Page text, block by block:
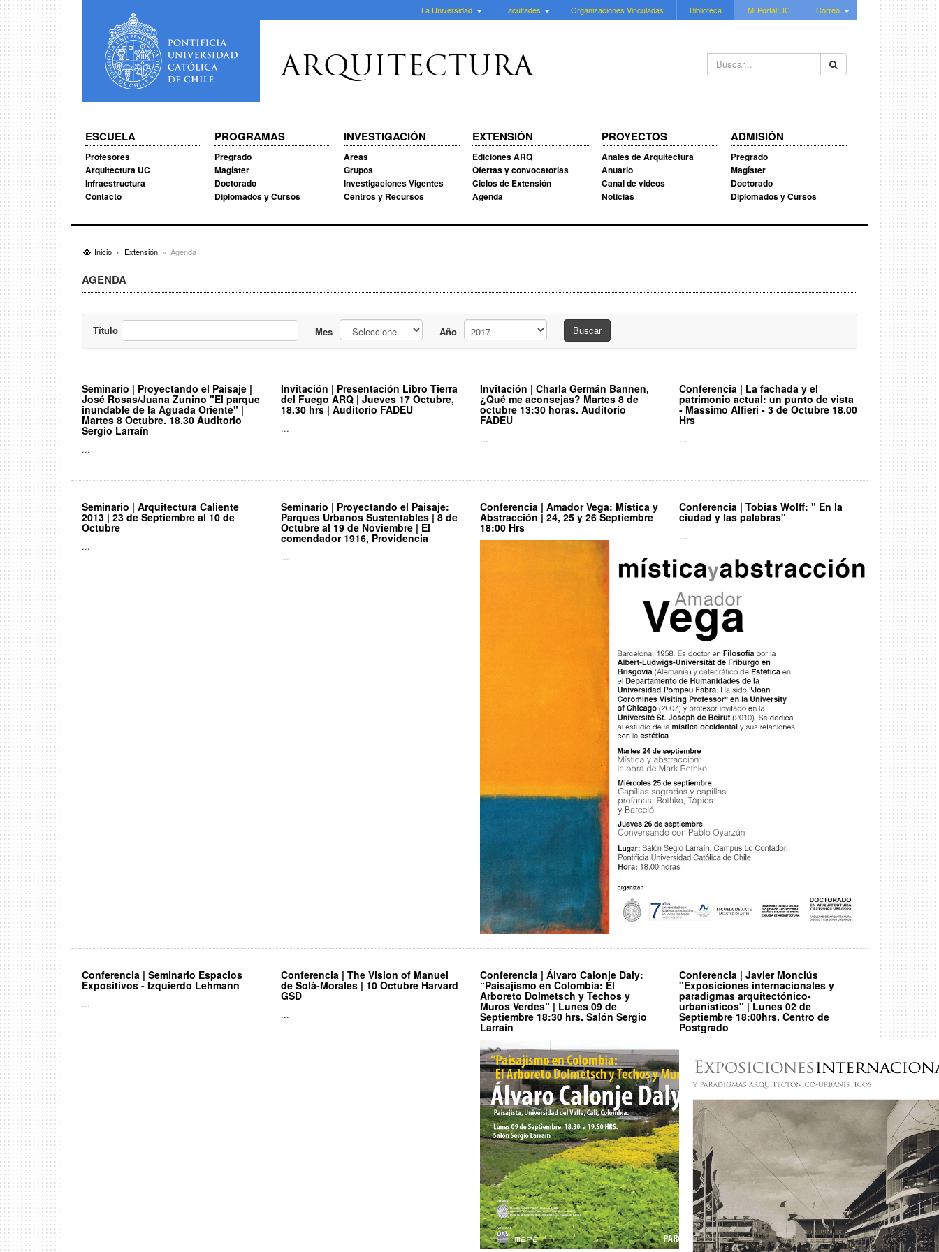
La Universidad Facultades Organizaciones Vinculadas Biblioteca Mi Portal UC Correo
Buscar...
ARQUITECTURA
ESCUELA
Profesores
Arquitectura UC
Infraestructura
Contacto
PROGRAMAS
Pregrado
Magíster
Doctorado
Diplomados y Cursos
INVESTIGACIÓN
Areas
Grupos
Investigaciones Vigentes
Centros y Recursos
EXTENSIÓN
Ediciones ARQ
Ofertas y convocatorias
Ciclos de Extensión
Agenda
PROYECTOS
Anales de Arquitectura
Anuario
Canal de videos
Noticias
ADMISIÓN
Pregrado
Magíster
Doctorado
Diplomados y Cursos
Inicio Extensión Agenda
AGENDA
Título Mes Año Buscar
Seminario | Proyectando el Paisaje |
José Rosas/Juana Zunino "El parque
inundable de la Aguada Oriente" |
Martes 8 Octubre. 18.30 Auditorio
Sergio Larraín
...
Invitación | Presentación Libro Tierra
del Fuego ARQ | Jueves 17 Octubre,
18.30 hrs | Auditorio FADEU
...
Invitación | Charla Germán Bannen,
¿Qué me aconsejas? Martes 8 de
octubre 13:30 horas. Auditorio
FADEU
...
Conferencia | La fachada y el
patrimonio actual: un punto de vista
- Massimo Alfieri - 3 de Octubre 18.00
Hrs
...
Seminario | Arquitectura Caliente
2013 | 23 de Septiembre al 10 de
Octubre
...
Seminario | Proyectando el Paisaje:
Parques Urbanos Sustentables | 8 de
Octubre al 19 de Noviembre | El
comendador 1916, Providencia
...
Conferencia | Amador Vega: Mística y
Abstracción | 24, 25 y 26 Septiembre
18:00 Hrs
Conferencia | Tobias Wolff: " En la
ciudad y las palabras"
...
Conferencia | Seminario Espacios
Expositivos - Izquierdo Lehmann
...
Conferencia | The Vision of Manuel
de Solà-Morales | 10 Octubre Harvard
GSD
...
Conferencia | Álvaro Calonje Daly:
“Paisajismo en Colombia: El
Arboreto Dolmetsch y Techos y
Muros Verdes” | Lunes 09 de
Septiembre 18:30 hrs. Salón Sergio
Larraín
Conferencia | Javier Monclús
"Exposiciones internacionales y
paradigmas arquitectónico-
urbanísticos" | Lunes 02 de
Septiembre 18:00hrs. Centro de
Postgrado